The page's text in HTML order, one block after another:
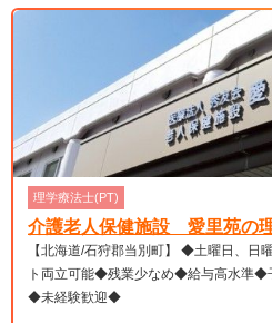
理学療法士(PT)
介護老人保健施設 愛里苑の
【北海道/石狩郡当別町】 ◆土曜日、日曜日、祝日固定休み◆プライベー
ト両立可能◆残業少なめ◆給与高水準◆
◆未経験歓迎◆